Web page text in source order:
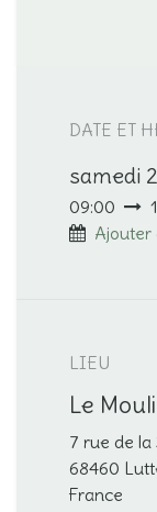
DATE ET
samedi
09:00
Ajouter
LIEU
Le
7 rue de la
68460
France